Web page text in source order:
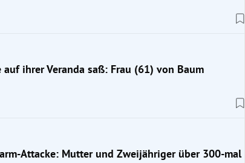
Mitarbeiter (25) fehlt, weil sein
Trend Hub
auf ihrer Veranda saß: Frau (61) von Baum
Attacke: Mutter und Zweijähriger über 300-mal